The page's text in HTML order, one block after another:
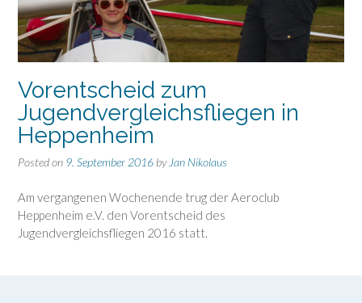
Vorentscheid zum
Jugendvergleichsfliegen in
Heppenheim
Posted on 9. September 2016 by Jan Nikolaus
Am vergangenen Wochenende trug der Aeroclub
Heppenheim e.V. den Vorentscheid des
Jugendvergleichsfliegen 2016 statt.